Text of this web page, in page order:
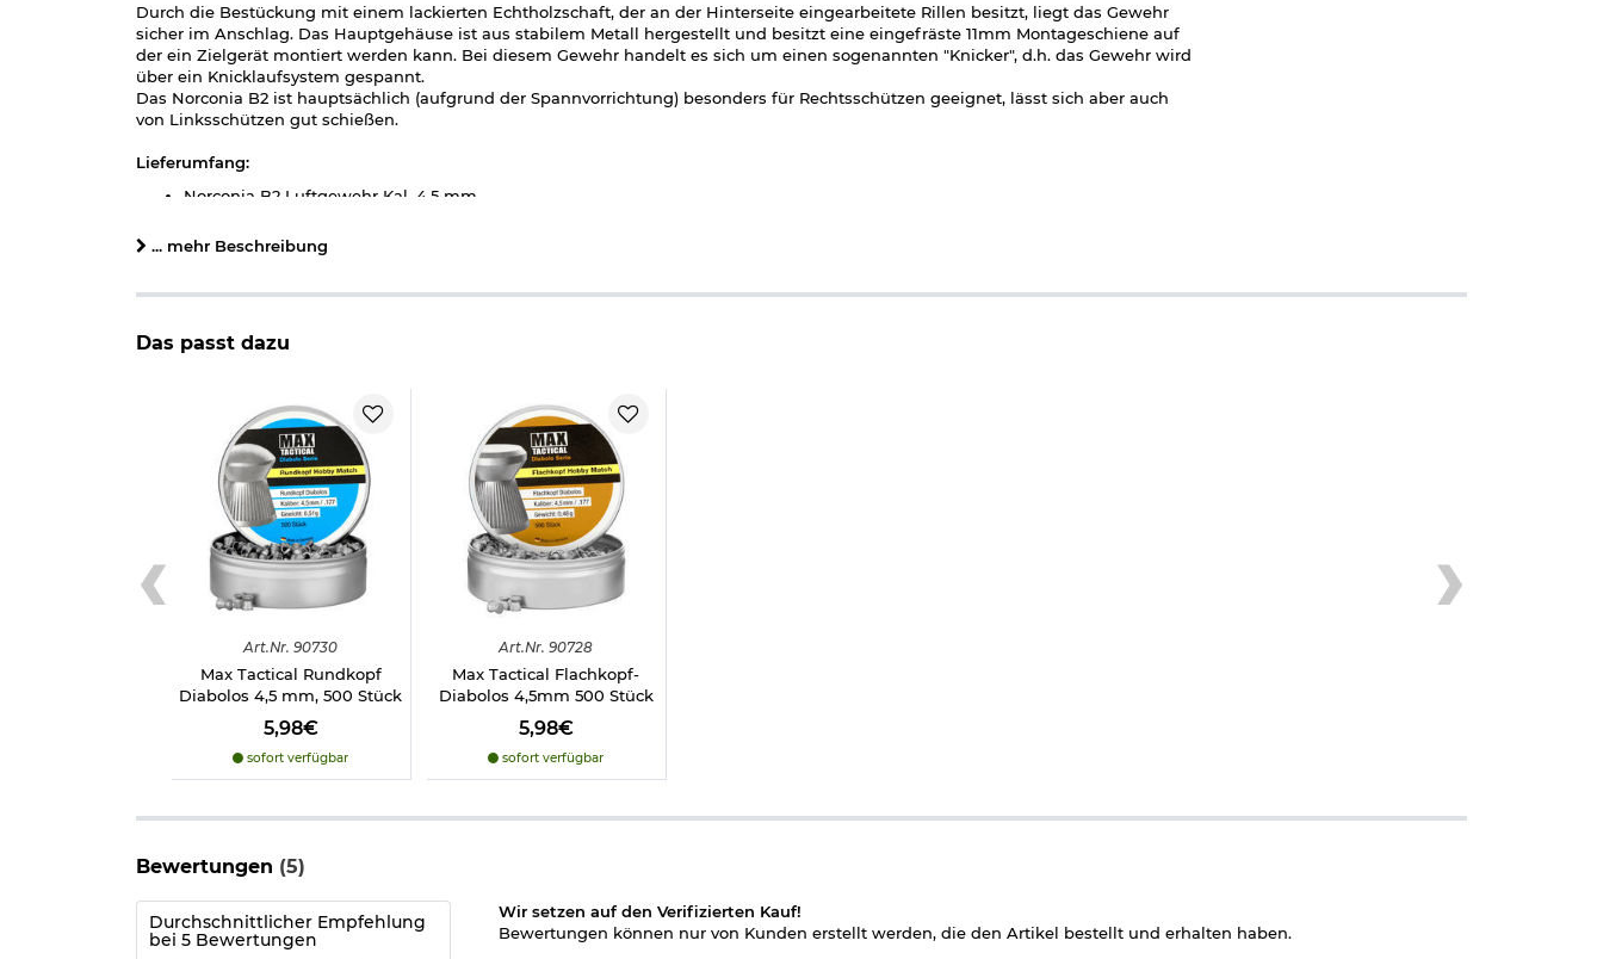
Durch die Bestückung mit einem lackierten Echtholzschaft, der an der Hinterseite eingearbeitete Rillen besitzt, liegt das Gewehr
sicher im Anschlag. Das Hauptgehäuse ist aus stabilem Metall hergestellt und besitzt eine eingefräste 11mm Montageschiene auf
der ein Zielgerät montiert werden kann. Bei diesem Gewehr handelt es sich um einen sogenannten "Knicker", d.h. das Gewehr wird
über ein Knicklaufsystem gespannt.
Das Norconia B2 ist hauptsächlich (aufgrund der Spannvorrichtung) besonders für Rechtsschützen geeignet, lässt sich aber auch
von Linksschützen gut schießen.
Lieferumfang:
Norconia B2 Luftgewehr Kal. 4,5 mm
Munition: Diabolos im Kaliber 4,5 mm
System: Knicklauf - Federdruck
Schussgeschwindigkeit: max. 130 m/s
gezogener Lauf
Abzug: Matchabzug
Visierung: einstellbare Fiberoptik-Visierung
Sicherung: automatisch
Montageschiene: 11mm Prismenschiene für Zielfernrohre
Material Schaft: Holz, lackiert
Länge: ca. 108,5 cm
Lauf: 40 cm
Gewicht: ca. 2765 g
Aufgrund der herstellerseitigen Verpackung besitzen die Gewehre teilweise dezente Abschürfungen am Holzschaft. Wir bitten dies
bei einem Kauf zu berücksichtigen.
Altersnachweiszusenden, sofern uns dieser noch nicht vorliegt. (bitte den Link:
Hinweis: RichtigerUmgang mit Druckluft-, Federdruckwaffen und CO2-Waffen
... mehr Beschreibung
Das passt dazu
Art.Nr. 90730
Max Tactical Rundkopf
Diabolos 4,5 mm, 500 Stück
5,98€
sofort verfügbar
Art.Nr. 90728
Max Tactical Flachkopf-
Diabolos 4,5mm 500 Stück
5,98€
sofort verfügbar
Bewertungen (5)
Durchschnittlicher Empfehlung
bei 5 Bewertungen
Wir setzen auf den Verifizierten Kauf!
Bewertungen können nur von Kunden erstellt werden, die den Artikel bestellt und erhalten haben.